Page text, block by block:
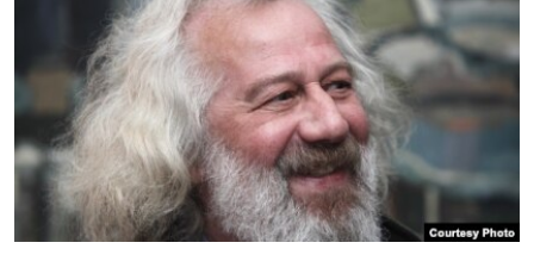
СЕВЕР.РЕАЛИИ
СИБИРЬ.РЕАЛИИ
РАСПИСАНИЕ ВЕЩАНИЯ
ПОДПИШИТЕСЬ НА РАССЫЛКУ
СОЦИАЛЬНЫЕ СЕТИ